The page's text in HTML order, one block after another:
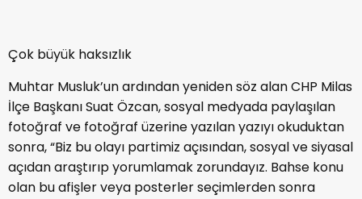
Çok büyük haksızlık
Muhtar Musluk’un ardından yeniden söz alan CHP Milas
İlçe Başkanı Suat Özcan, sosyal medyada paylaşılan
fotoğraf ve fotoğraf üzerine yazılan yazıyı okuduktan
sonra, “Biz bu olayı partimiz açısından, sosyal ve siyasal
açıdan araştırıp yorumlamak zorundayız. Bahse konu
olan bu afişler veya posterler seçimlerden sonra